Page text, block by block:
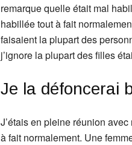
remarque quelle était mal
habillée tout à fait
faisaient la plupart des
j’ignore la plupart des filles
Je la défoncerai
J’étais en pleine réunion
à fait normalement. Une